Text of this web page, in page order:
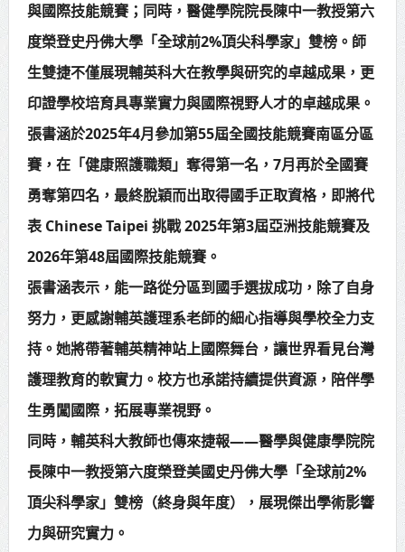
與國際技能競賽；同時，醫健學院院長陳中一教授第六
度榮登史丹佛大學「全球前2%頂尖科學家」雙榜。師
生雙捷不僅展現輔英科大在教學與研究的卓越成果，更
印證學校培育具專業實力與國際視野人才的卓越成果。
張書涵於2025年4月參加第55屆全國技能競賽南區分區
賽，在「健康照護職類」奪得第一名，7月再於全國賽
勇奪第四名，最終脫穎而出取得國手正取資格，即將代
表 Chinese Taipei 挑戰 2025年第3屆亞洲技能競賽及
2026年第48屆國際技能競賽。
張書涵表示，能一路從分區到國手選拔成功，除了自身
努力，更感謝輔英護理系老師的細心指導與學校全力支
持。她將帶著輔英精神站上國際舞台，讓世界看見台灣
護理教育的軟實力。校方也承諾持續提供資源，陪伴學
生勇闖國際，拓展專業視野。
同時，輔英科大教師也傳來捷報——醫學與健康學院院
長陳中一教授第六度榮登美國史丹佛大學「全球前2%
頂尖科學家」雙榜（終身與年度），展現傑出學術影響
力與研究實力。